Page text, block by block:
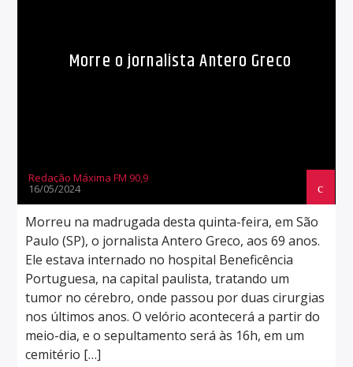
Morre o jornalista Antero Greco
Redação Máxima FM 90,9
16/05/2024
Morreu na madrugada desta quinta-feira, em São
Paulo (SP), o jornalista Antero Greco, aos 69 anos.
Ele estava internado no hospital Beneficência
Portuguesa, na capital paulista, tratando um
tumor no cérebro, onde passou por duas cirurgias
nos últimos anos. O velório acontecerá a partir do
meio-dia, e o sepultamento será às 16h, em um
cemitério […]